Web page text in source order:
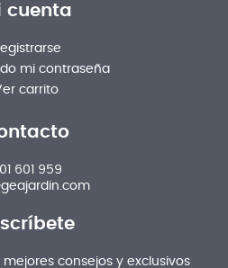
cuenta
mi contraseña
carrito
601 959
consejos y exclusivos